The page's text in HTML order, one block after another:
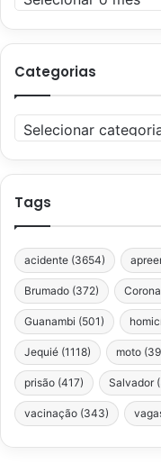
Categorias
Categorias
Tags
acidente (3654)
Brumado (372)
Guanambi (501)
Jequié (1118) moto
prisão (417) Salvador
vacinação (343)